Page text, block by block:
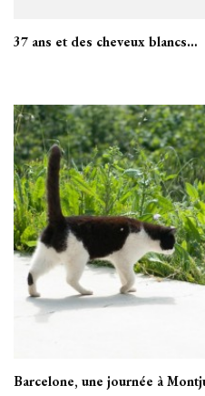
37 ans et des cheveux blancs…
Barcelone, une journée à